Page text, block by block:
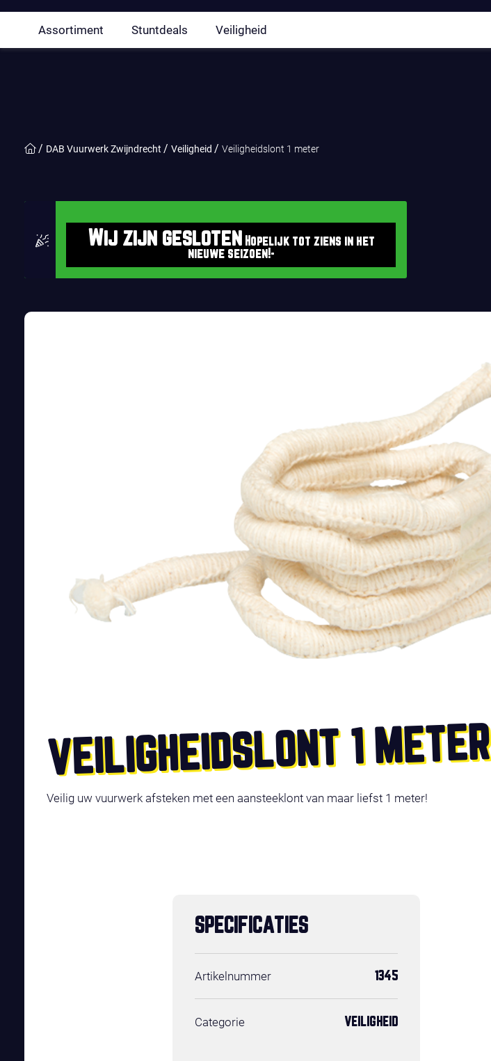
Assortiment Stuntdeals Veiligheid
DAB Vuurwerk Zwijndrecht Veiligheid Veiligheidslont 1 meter
Wij zijn gesloten Hopelijk tot ziens in het
nieuwe seizoen!-
VEILIGHEIDSLONT 1 METER
Veilig uw vuurwerk afsteken met een aansteeklont van maar liefst 1 meter!
SPECIFICATIES
Artikelnummer 1345
Categorie VEILIGHEID